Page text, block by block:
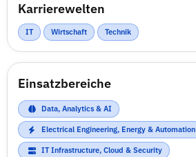
Karrierewelten
IT Wirtschaft Technik
Einsatzbereiche
Data, Analytics & AI
Electrical Engineering, Energy & Automation
IT Infrastructure, Cloud & Security